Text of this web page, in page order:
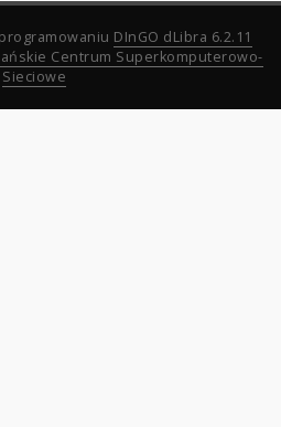
DInGO dLibra 6.2.11
Centrum Superkomputerowo-
Sieciowe